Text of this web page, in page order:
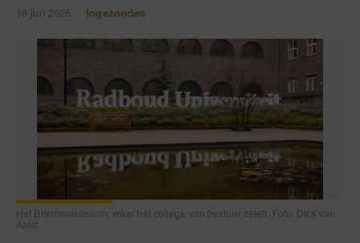
16 jun 2026 Ingezonden
Het Berchmanianum, waar het college van bestuur zetelt. Foto: Dick van
Aalst